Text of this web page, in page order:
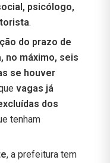
psicólogo,
.
do prazo de
no máximo, seis
se houver
vagas já
dos
tenham
, a prefeitura tem